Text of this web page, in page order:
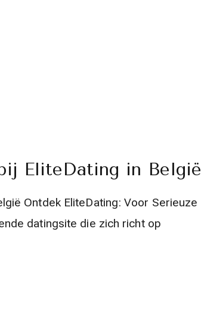
EliteDating in België
Ontdek EliteDating: Voor Serieuze
datingsite die zich richt op